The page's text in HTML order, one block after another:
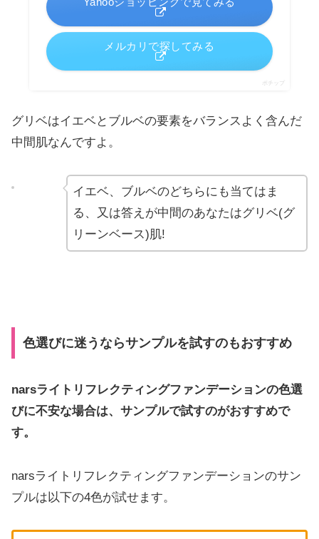
メルカリで探してみる
ポチップ
グリベはイエベとブルベの要素をバランスよく含んだ
中間肌なんですよ。
イエベ、ブルベのどちらにも当てはま
る、又は答えが中間のあなたはグリベ(グ
リーンベース)肌!
色選びに迷うならサンプルを試すのもおすすめ
narsライトリフレクティングファンデーションの色選
びに不安な場合は、サンプルで試すのがおすすめで
す。
narsライトリフレクティングファンデーションのサン
プルは以下の4色が試せます。